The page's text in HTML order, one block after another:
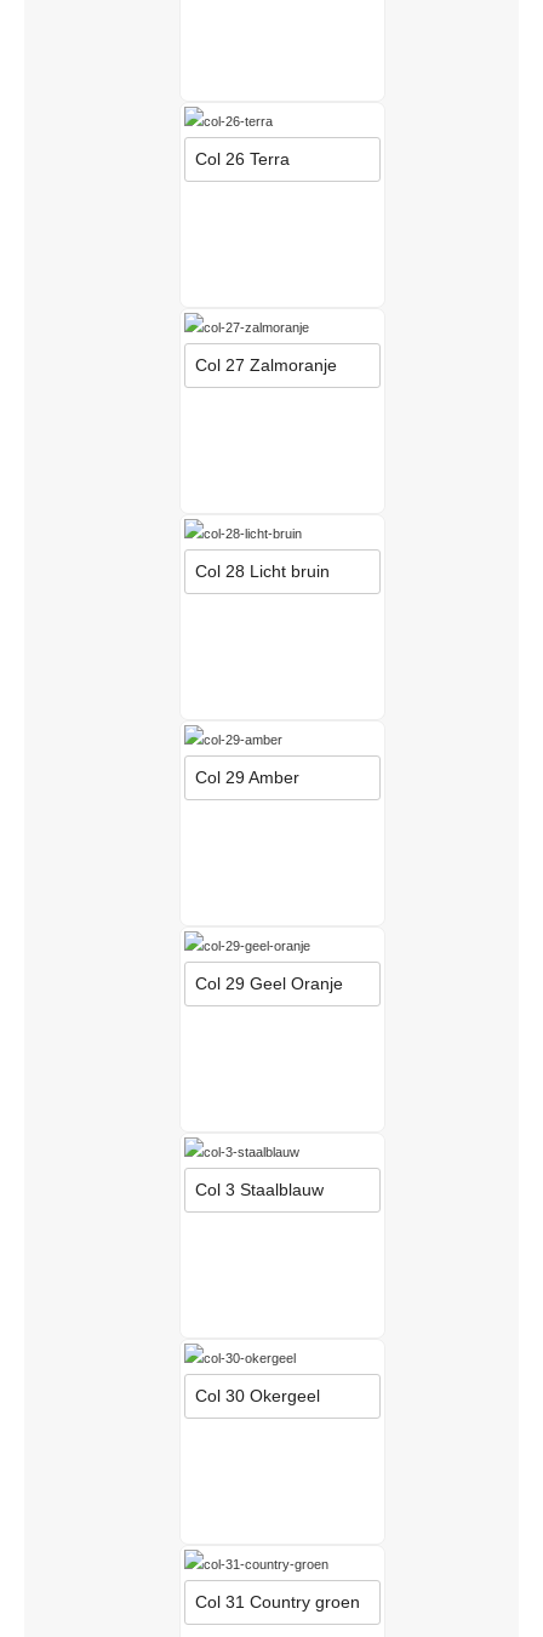
Col 26 Terra
Col 27 Zalmoranje
Col 28 Licht bruin
Col 29 Amber
Col 29 Geel Oranje
Col 3 Staalblauw
Col 30 Okergeel
Col 31 Country groen